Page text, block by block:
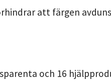
att färgen
och 16